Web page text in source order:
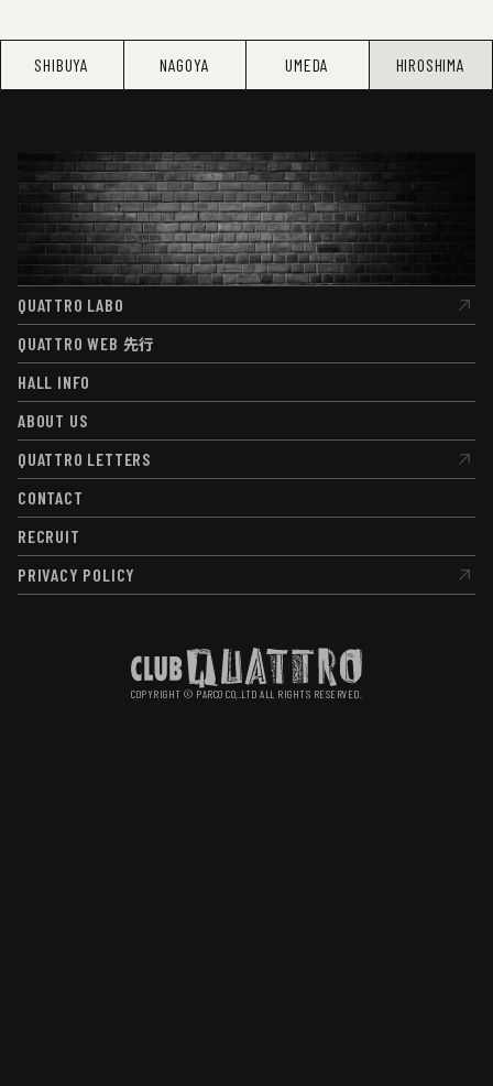
SHIBUYA NAGOYA UMEDA HIROSHIMA
QUATTRO LABO
QUATTRO LABO
QUATTRO WEB 先行
QUATTRO WEB先行
HALL INFO
HALL INFO
ABOUT US
ABOUT US
QUATTRO LETTERS
QUATTRO LETTERS
CONTACT
CONTACT
RECRUIT
RECRUIT
PRIVACY POLICY
PRIVACY POLICY
COPYRIGHT © PARCO CO,.LTD ALL RIGHTS RESERVED.